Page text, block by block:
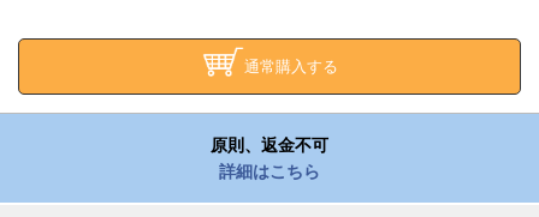
通常購入する
原則、返金不可
詳細はこちら